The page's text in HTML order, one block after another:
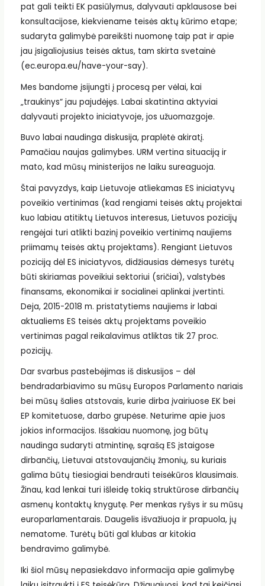
pat gali teikti EK pasiūlymus, dalyvauti apklausose bei
konsultacijose, kiekviename teisės aktų kūrimo etape;
sudaryta galimybė pareikšti nuomonę taip pat ir apie
jau įsigaliojusius teisės aktus, tam skirta svetainė
(ec.europa.eu/have-your-say).
Mes bandome įsijungti į procesą per vėlai, kai
„traukinys“ jau pajudėjęs. Labai skatintina aktyviai
dalyvauti projekto iniciatyvoje, jos užuomazgoje.
Buvo labai naudinga diskusija, praplėtė akiratį.
Pamačiau naujas galimybes. URM vertina situaciją ir
mato, kad mūsų ministerijos ne laiku sureaguoja.
Štai pavyzdys, kaip Lietuvoje atliekamas ES iniciatyvų
poveikio vertinimas (kad rengiami teisės aktų projektai
kuo labiau atitiktų Lietuvos interesus, Lietuvos pozicijų
rengėjai turi atlikti bazinį poveikio vertinimą naujiems
priimamų teisės aktų projektams). Rengiant Lietuvos
poziciją dėl ES iniciatyvos, didžiausias dėmesys turėtų
būti skiriamas poveikiui sektoriui (sričiai), valstybės
finansams, ekonomikai ir socialinei aplinkai įvertinti.
Deja, 2015-2018 m. pristatytiems naujiems ir labai
aktualiems ES teisės aktų projektams poveikio
vertinimas pagal reikalavimus atliktas tik 27 proc.
pozicijų.
Dar svarbus pastebėjimas iš diskusijos – dėl
bendradarbiavimo su mūsų Europos Parlamento nariais
bei mūsų šalies atstovais, kurie dirba įvairiuose EK bei
EP komitetuose, darbo grupėse. Neturime apie juos
jokios informacijos. Išsakiau nuomonę, jog būtų
naudinga sudaryti atmintinę, sąrašą ES įstaigose
dirbančių, Lietuvai atstovaujančių žmonių, su kuriais
galima būtų tiesiogiai bendrauti teisėkūros klausimais.
Žinau, kad lenkai turi išleidę tokią struktūrose dirbančių
asmenų kontaktų knygutę. Per menkas ryšys ir su mūsų
europarlamentarais. Daugelis išvažiuoja ir prapuola, jų
nematome. Turėtų būti gal klubas ar kitokia
bendravimo galimybė.
Iki šiol mūsų nepasiekdavo informacija apie galimybę